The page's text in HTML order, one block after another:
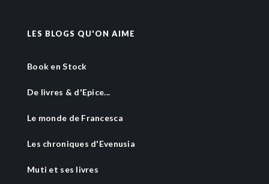
LES BLOGS QU'ON AIME
Book en Stock
De livres & d'Epice...
Le monde de Francesca
Les chroniques d'Evenusia
Muti et ses livres